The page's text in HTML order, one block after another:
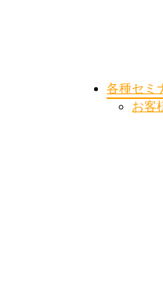
各種セミ
お客